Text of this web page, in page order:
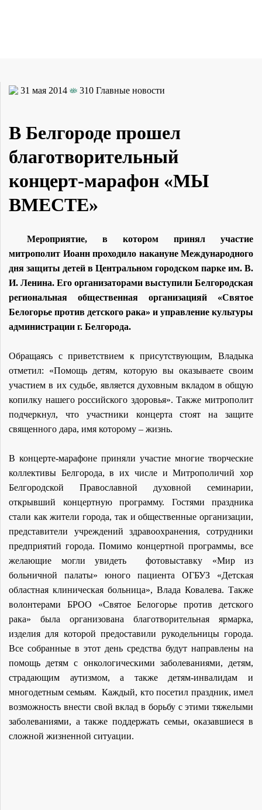
31 мая 2014 310 Главные новости
В Белгороде прошел
благотворительный
концерт-марафон «МЫ
ВМЕСТЕ»
Мероприятие, в котором принял участие
митрополит Иоанн проходило накануне Международного
дня защиты детей в Центральном городском парке им. В.
И. Ленина. Его организаторами выступили Белгородская
региональная общественная организацияй «Святое
Белогорье против детского рака» и управление культуры
администрации г. Белгорода.
Обращаясь с приветствием к присутствующим, Владыка
отметил: «Помощь детям, которую вы оказываете своим
участием в их судьбе, является духовным вкладом в общую
копилку нашего российского здоровья». Также митрополит
подчеркнул, что участники концерта стоят на защите
священного дара, имя которому – жизнь.
В концерте-марафоне приняли участие многие творческие
коллективы Белгорода, в их числе иМитрополичий хор
Белгородской Православной духовной семинарии,
открывший концертную программу. Гостями праздника
стали как жители города, так и общественные организации,
представители учреждений здравоохранения, сотрудники
предприятий города. Помимо концертной программы, все
желающие могли увидеть фотовыставку «Мир из
больничной палаты» юного пациента ОГБУЗ «Детская
областная клиническая больница», Влада Ковалева. Также
волонтерами БРОО «Святое Белогорье против детского
рака» была организована благотворительная ярмарка,
изделия для которой предоставили рукодельницы города.
Все собранные в этот день средства будут направлены на
помощь детям с онкологическими заболеваниями, детям,
страдающим аутизмом, а также детям-инвалидам и
многодетным семьям. Каждый, кто посетил праздник, имел
возможность внести свой вклад в борьбу с этими тяжелыми
заболеваниями, а также поддержать семьи, оказавшиеся в
сложной жизненной ситуации.